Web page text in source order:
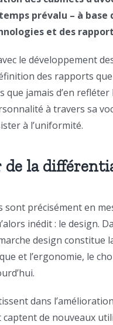
prévalu – à base
et des
le développement
des rapports
que jamais d’en
à travers sa
à l’uniformité.
de la
sont précisément en
inédit : le design.
design constitue
et l’ergonomie, le
dans
de nouveaux